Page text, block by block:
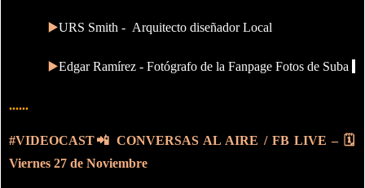
▶️URS Smith - Arquitecto diseñador Local
▶️Edgar Ramírez - Fotógrafo de la Fanpage Fotos de Suba
......
#VIDEOCAST📲 CONVERSAS AL AIRE / FB LIVE – 🗓
Viernes 27 de Noviembre